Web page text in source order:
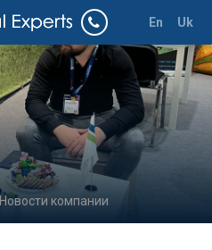
En Uk
Новости компании